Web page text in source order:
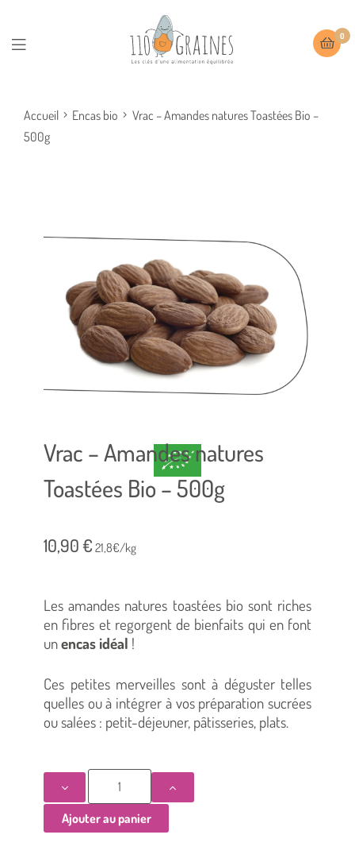
0
Accueil Encas bio
Vrac – Amandes natures Toastées Bio –
500g
Vrac – Amandes natures
Toastées Bio – 500g
10,90€ 21,8€/kg
Les amandes natures toastées bio sont riches
en fibres et regorgent de bienfaits qui en font
unencas idéal !
Ces petites merveilles sont à déguster telles
quelles ou à intégrer à vos préparation sucrées
ou salées : petit-déjeuner, pâtisseries, plats.
Ajouter au panier